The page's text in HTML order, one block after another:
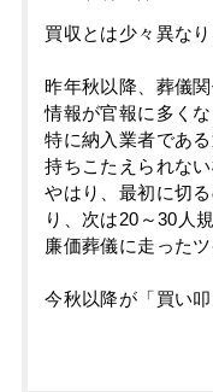
買収とは少々異なり
昨年秋以降、葬儀
情報が官報に多くな
特に納入業者であ
持ちこたえられな
やはり、最初に切
り、次は20～30人
廉価葬儀に走った
今秋以降が「買い